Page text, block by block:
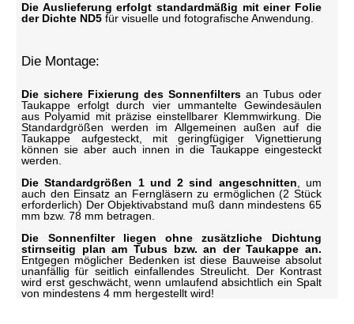
Die Auslieferung erfolgt standardmäßig mit einer Folie
der Dichte ND5 für visuelle und fotografische Anwendung.
Die Montage:
Die sichere Fixierung des Sonnenfiltersan Tubus oder
Taukappe erfolgt durch vier ummantelte Gewindesäulen
aus Polyamid mit präzise einstellbarer Klemmwirkung. Die
Standardgrößen werden im Allgemeinen außen auf die
Taukappe aufgesteckt, mit geringfügiger Vignettierung
können sie aber auch innen in die Taukappe eingesteckt
werden.
Die Standardgrößen 1 und 2 sind angeschnitten, um
auch den Einsatz an Ferngläsern zu ermöglichen (2 Stück
erforderlich) Der Objektivabstand muß dann mindestens 65
mm bzw. 78 mm betragen.
Die Sonnenfilter liegen ohne zusätzliche Dichtung
stirnseitig plan am Tubus bzw. an der Taukappe an.
Entgegen möglicher Bedenken ist diese Bauweise absolut
unanfällig für seitlich einfallendes Streulicht. Der Kontrast
wird erst geschwächt, wenn umlaufend absichtlich ein Spalt
von mindestens 4 mm hergestellt wird!